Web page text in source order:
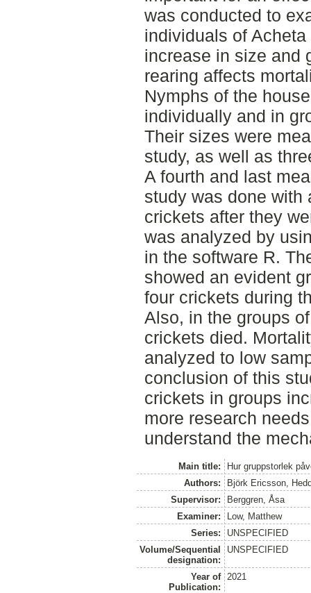
was conducted to
individuals of
increase in size and
rearing affects
Nymphs of the
individually and in
Their sizes were
study, as well as
A fourth and last
study was done with
crickets after they
was analyzed by
in the software R.
showed an evident
four crickets during
Also, in the groups
crickets died.
analyzed to low
conclusion of this
crickets in groups
more research
understand the
Main title:
Hur gruppstorlek
Authors:
Björk Ericsson,
Supervisor:
Berggren, Åsa
Examiner:
Low, Matthew
Series:
UNSPECIFIED
Volume/Sequential
designation:
UNSPECIFIED
Year of
Publication:
2021